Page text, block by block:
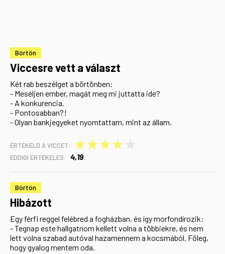
Börtön
Viccesre vett a választ
Két rab beszélget a börtönben:
- Meséljen ember, magát meg mi juttatta ide?
- A konkurencia.
- Pontosabban?!
- Olyan bankjegyeket nyomtattam, mint az állam.
ÉRTÉKELD A VICCET: ★
★
★
★
EDDIGI ÉRTÉKELÉS: 4,19
Börtön
Hibázott
Egy férfi reggel felébred a fogházban, és így morfondírozik:
- Tegnap este hallgatnom kellett volna a többiekre, és nem
lett volna szabad autóval hazamennem a kocsmából. Főleg,
hogy gyalog mentem oda.